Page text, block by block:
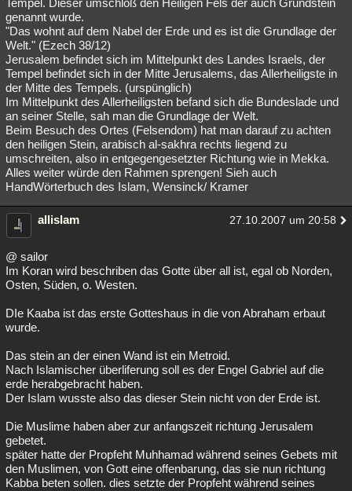
Tempel. Dieser umschloß den Heiligen Fels der auch Grundstein
genannt wurde.
"Das wohnt auf dem Nabel der Erde und es ist die Grundlage der
Welt." (Ezech 38/12)
Jerusalem befindet sich im Mittelpunkt des Landes Israels, der
Tempel befindet sich in der Mitte Jerusalems, das Allerheiligste in
der Mitte des Tempels. (urspünglich)
Im Mittelpunkt des Allerheiligsten befand sich die Bundeslade und
an seiner Stelle, sah man die Grundlage der Welt.
Beim Besuch des Ortes (Felsendom) hat man darauf zu achten
den heiligen Stein, arabisch al-sakhra rechts liegend zu
umschreiten, also in entgegengesetzter Richtung wie in Mekka.
Alles weiter würde den Rahmen sprengen! Sieh auch
HandWörterbuch des Islam, Wensinck/ Kramer
allislam 27.10.2007 um 20:58
@ sailor
Im Koran wird beschriben das Gotte über all ist, egal ob Norden,
Osten, Süden, o. Westen.
DIe Kaaba ist das erste Gotteshaus in die von Abraham erbaut
wurde.
Das stein an der einen Wand ist ein Metroid.
Nach Islamischer überliferung soll es der Engel Gabriel auf die
erde herabgebracht haben.
Der Islam wusste also das dieser Stein nicht von der Erde ist.
Die Muslime haben aber zur anfangszeit richtung Jerusalem
gebetet.
später hatte der Propfeht Muhhamad während seines Gebets mit
den Muslimen, von Gott eine offenbarung, das sie nun richtung
Kabba beten sollen. dies setzte der Propfeht während seines